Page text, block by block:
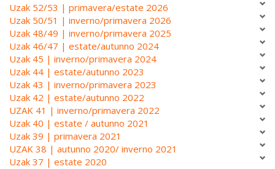
Uzak 52/53 | primavera/estate 2026
Uzak 50/51 | inverno/primavera 2026
Uzak 48/49 | inverno/primavera 2025
Uzak 46/47 | estate/autunno 2024
Uzak 45 | inverno/primavera 2024
Uzak 44 | estate/autunno 2023
Uzak 43 | inverno/primavera 2023
Uzak 42 | estate/autunno 2022
UZAK 41 | inverno/primavera 2022
Uzak 40 | estate / autunno 2021
Uzak 39 | primavera 2021
UZAK 38 | autunno 2020/ inverno 2021
Uzak 37 | estate 2020